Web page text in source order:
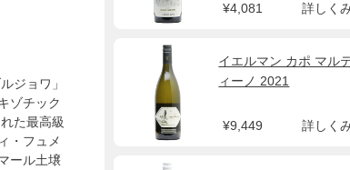
ジョワ」
ゾチック
た最高級
・フュメ
ール土壌
¥4,081
詳しく
イエルマン カポ マル
ィーノ 2021
¥9,449 詳しく